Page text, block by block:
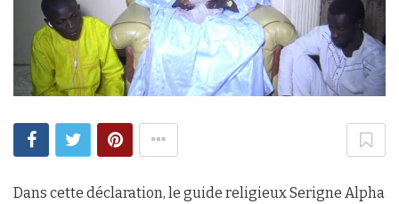
Dans cette déclaration, le guide religieux Serigne Alpha